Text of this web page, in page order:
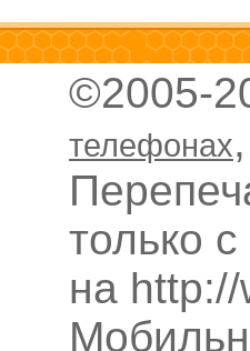
©2005-
телефонах
только
на